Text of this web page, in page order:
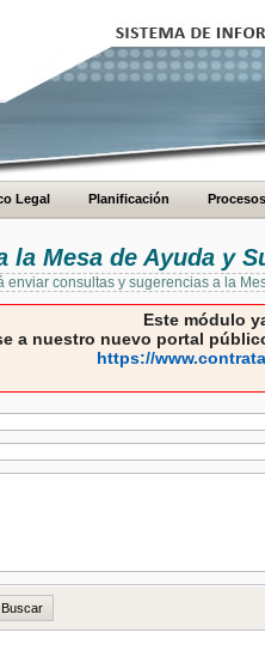
Legal Planificación Procesos
la Mesa de Ayuda y
enviar consultas y sugerencias a la
Este módulo
a nuestro nuevo portal
https://
Buscar